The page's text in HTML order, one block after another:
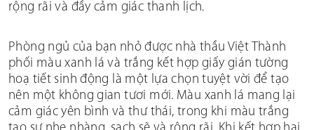
rộng rãi và đầy cảm giác thanh lịch.
Phòng ngủ của bạn nhỏ được nhà thầu Việt Thành
phối màu xanh lá và trắng kết hợp giấy gián tường
hoạ tiết sinh động là một lựa chọn tuyệt vời để tạo
nên một không gian tươi mới. Màu xanh lá mang lại
cảm giác yên bình và thư thái, trong khi màu trắng